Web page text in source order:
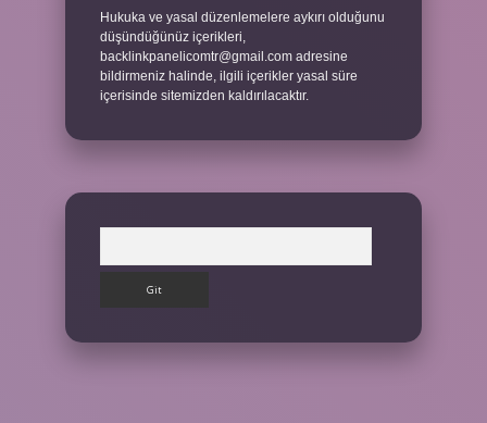
Hukuka ve yasal düzenlemelere aykırı olduğunu
düşündüğünüz içerikleri,
backlinkpanelicomtr@gmail.com adresine
bildirmeniz halinde, ilgili içerikler yasal süre
içerisinde sitemizden kaldırılacaktır.